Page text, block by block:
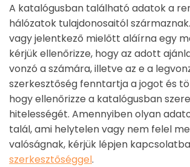
A katalógusban található adatok a
hálózatok tulajdonosaitól
vagy jelentkező mielőtt aláírna egy
kérjük ellenőrizze, hogy az adott
vonzó a számára, illetve az e a
szerkesztőség fenntartja a jogot és
hogy ellenőrizze a katalógusban
hitelességét. Amennyiben olyan
talál, ami helytelen vagy nem felel
valóságnak, kérjük lépjen
szerkesztőséggel.